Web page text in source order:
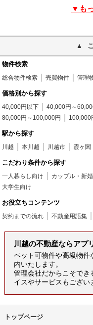
▼も
物件検索
総合物件検索 売買物件 管理
価格別から探す
40,000円以下 40,000円～
80,000円～100,000円
100,000
駅から探す
川越 本川越 川越市 霞ヶ関
こだわり条件から探す
一人暮らし向け カップル・新
大学生向け
お役立ちコンテンツ
契約までの流れ 不動産用語集
川越の不動産ならアプ
ペット可物件や高級物件
内いたします。
管理会社だからこそでき
イスやサービスもござい
トップページ